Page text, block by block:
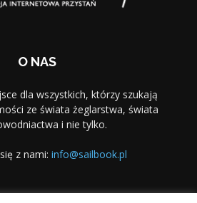
O NAS
dla wszystkich, którzy szukają
ze świata żeglarstwa, świata
i nie tylko.
z nami: info@sailbook.pl